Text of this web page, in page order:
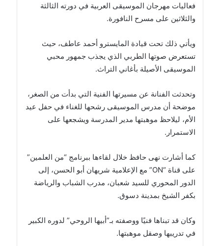
فعاليات مهرجان الموسيقى العربية في دورته الثالثة
والثلاثين على مسرح النافورة.
ويأتي ذلك تحت قيادة المايسترو أحمد عاطف، حيث
تستعرض صوتها الطربي الذي يجذب جمهور محبي
الموسيقى الأصيلة بأغاني التراث.
وتحدثت الفنانة عن مسيرتها الفنية التي بدأت من الصغر،
موضحة أن مدرس الموسيقى رشحها للغناء في حفل عيد
الأم، ليلاحظ موهبتها مدير المدرسة ويشجعها على
الاستمرار.
كما أشارت نهى حافظ خلال لقاءها ببرنامج “من العلمين”
على قناة “ON” مع الإعلامية شريهان أبو الحسن، إلى
الدور المحوري للسيد شعبان، مدرب الشباب والرياضة
بكفر الشيخ بمدينة دسوق.
وكان قد تبناها فنيًا ووصفته بـ”أبيها الروحي” لدوره الكبير
في تدريبها وصقل موهبتها.